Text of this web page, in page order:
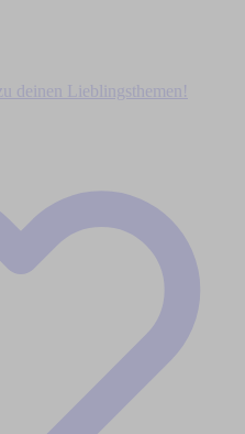
deinen Lieblingsthemen!